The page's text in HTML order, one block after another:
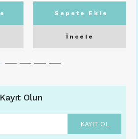
C01
Sepete Ekle
İncele
Olun
KAYIT OL